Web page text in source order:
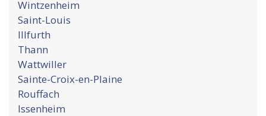
Wintzenheim
Saint-Louis
Illfurth
Thann
Wattwiller
Sainte-Croix-en-Plaine
Rouffach
Issenheim